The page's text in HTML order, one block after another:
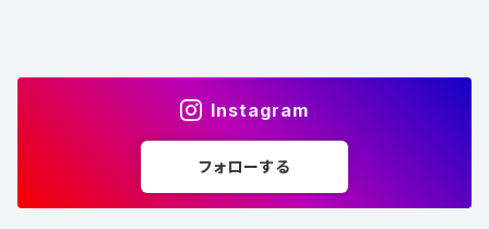
Instagram
フォローする